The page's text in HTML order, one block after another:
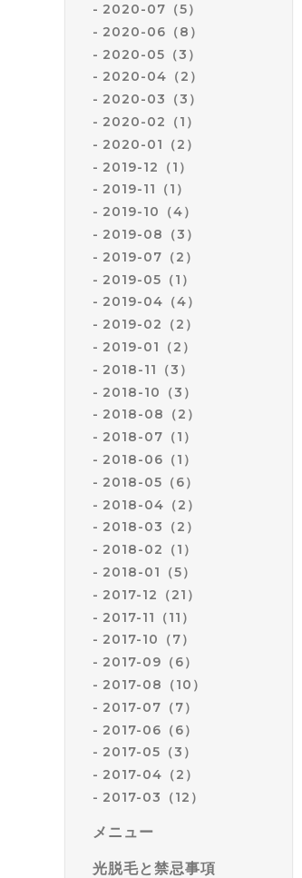
2020-07（5）
2020-06（8）
2020-05（3）
2020-04（2）
2020-03（3）
2020-02（1）
2020-01（2）
2019-12（1）
2019-11（1）
2019-10（4）
2019-08（3）
2019-07（2）
2019-05（1）
2019-04（4）
2019-02（2）
2019-01（2）
2018-11（3）
2018-10（3）
2018-08（2）
2018-07（1）
2018-06（1）
2018-05（6）
2018-04（2）
2018-03（2）
2018-02（1）
2018-01（5）
2017-12（21）
2017-11（11）
2017-10（7）
2017-09（6）
2017-08（10）
2017-07（7）
2017-06（6）
2017-05（3）
2017-04（2）
2017-03（12）
メニュー
光脱毛と禁忌事項